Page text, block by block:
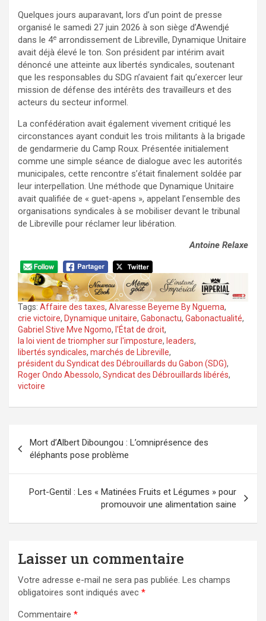
Quelques jours auparavant, lors d’un point de presse
organisé le samedi 27 juin 2026 à son siège d’Awendjé
dans le 4e arrondissement de Libreville, Dynamique Unitaire
avait déjà élevé le ton. Son président par intérim avait
dénoncé une atteinte aux libertés syndicales, soutenant
que les responsables du SDG n’avaient fait qu’exercer leur
mission de défense des intérêts des travailleurs et des
acteurs du secteur informel.
La confédération avait également vivement critiqué les
circonstances ayant conduit les trois militants à la brigade
de gendarmerie du Camp Roux. Présentée initialement
comme une simple séance de dialogue avec les autorités
municipales, cette rencontre s’était finalement soldée par
leur interpellation. Une méthode que Dynamique Unitaire
avait qualifiée de « guet-apens », appelant l’ensemble des
organisations syndicales à se mobiliser devant le tribunal
de Libreville pour réclamer leur libération.
Antoine Relaxe
Tags: Affaire des taxes, Alvaresse Beyeme By Nguema,
crie victoire, Dynamique unitaire, Gabonactu, Gabonactualité,
Gabriel Stive Mve Ngomo, l'État de droit,
la loi vient de triompher sur l'imposture, leaders,
libertés syndicales, marchés de Libreville,
président du Syndicat des Débrouillards du Gabon (SDG),
Roger Ondo Abessolo, Syndicat des Débrouillards libérés,
victoire
de
l’article
Mort d’Albert Diboungou : L’omniprésence des
éléphants pose problème
Port-Gentil : Les « Matinées Fruits et Légumes » pour
promouvoir une alimentation saine
Laisser un commentaire
Votre adresse e-mail ne sera pas publiée. Les champs
obligatoires sont indiqués avec *
Commentaire *